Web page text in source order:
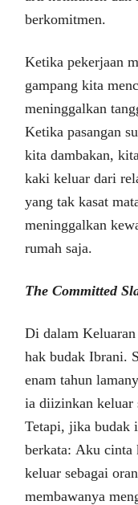
berkomitmen.
Ketika pekerjaan
gampang kita
meninggalkan
Ketika pasangan
kita dambakan,
kaki keluar dari
yang tak kasat
meninggalkan
rumah saja.
The Committed
Di dalam
hak budak Ibrani.
enam tahun
ia diizinkan keluar
Tetapi, jika budak
berkata: Aku cinta
keluar sebagai
membawanya